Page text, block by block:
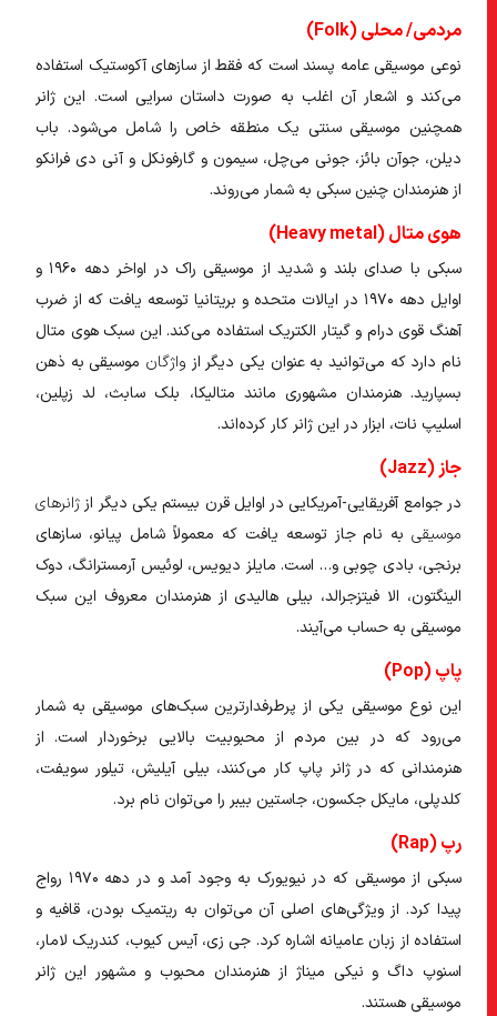
مردمی/ محلی (Folk)
نوعی موسیقی عامه پسند است که فقط از ساز‌های آکوستیک استفاده
می‌کند و اشعار آن اغلب به صورت داستان سرایی است. این ژانر
همچنین موسیقی سنتی یک منطقه خاص را شامل می‌شود. باب
دیلن، جوآن بائز، جونی می‌چل، سیمون و گارفونکل و آنی دی فرانکو
از هنرمندان چنین سبکی به شمار ‌می‌روند.
هوی متال (Heavy metal)
سبکی با صدای بلند و شدید از موسیقی راک در اواخر دهه ۱۹۶۰ و
اوایل دهه ۱۹۷۰ در ایالات متحده و بریتانیا توسعه یافت که از ضرب
آهنگ قوی درام و گیتار الکتریک استفاده می‌کند. این سبک هوی متال
نام دارد که می‌توانید به عنوان یکی دیگر ازواژگانموسیقیبه ذهن
بسپارید. هنرمندان مشهوری مانند متالیکا، بلک سابث، لد زپلین،
اسلیپ نات، ابزار در این ژانر کار کرده‌اند.
جاز (Jazz)
در جوامع آفریقایی-آمریکایی در اوایل قرن بیستم یکی دیگر ازژانر‌های
موسیقیبه نام جاز توسعه یافت که معمولاً شامل پیانو، ساز‌های
برنجی، بادی چوبی و… است. مایلز دیویس، لوئیس آرمسترانگ، دوک
الینگتون، الا فیتزجرالد، بیلی هالیدی از هنرمندان معروف این سبک
موسیقی به حساب می‌آیند.
پاپ (Pop)
این نوع موسیقی یکی از پرطرفدارترین سبک‌های موسیقی به شمار
می‌رود که در بین مردم از محبوبیت بالایی برخوردار است. از
هنرمندانی که در ژانر پاپ کار می‌کنند، بیلی آیلیش، تیلور سویفت،
کلدپلی، مایکل جکسون، جاستین بیبر را می‌توان نام برد.
رپ (Rap)
سبکی از موسیقی که در نیویورک به وجود آمد و در دهه ۱۹۷۰ رواج
پیدا کرد. از ویژگی‌های اصلی آن می‌توان به ریتمیک بودن، قافیه و
استفاده از زبان عامیانه اشاره کرد. جی زی، آیس کیوب، کندریک لامار،
اسنوپ داگ و نیکی میناژ از هنرمندان محبوب و مشهور این ژانر
موسیقی هستند.